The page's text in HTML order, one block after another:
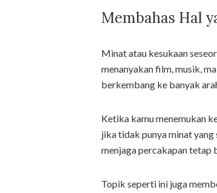
Membahas Hal
Minat atau kesukaan
menanyakan film, musik,
berkembang ke banyak
Ketika kamu menemukan
jika tidak punya minat yang
menjaga percakapan tetap
Topik seperti ini juga